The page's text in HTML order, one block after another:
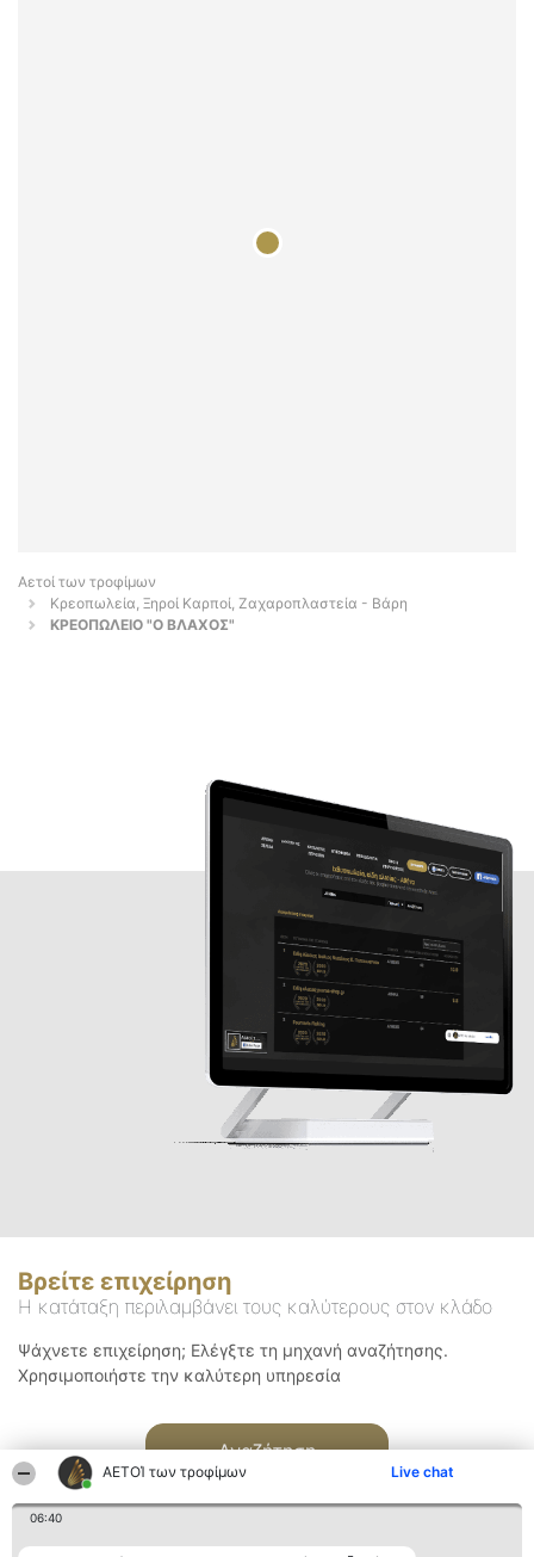
ΑΕΤΟΊ των τροφίμων Live chat
06:40
Αετοί των τροφίμων
Κρεοπωλεία, Ξηροί Καρποί, Ζαχαροπλαστεία - Βάρη
ΚΡΕΟΠΩΛΕΙΟ "Ο ΒΛΑΧΟΣ"
Βρείτε επιχείρηση
Η κατάταξη περιλαμβάνει τους καλύτερους στον κλάδο
Ψάχνετε επιχείρηση; Ελέγξτε τη μηχανή αναζήτησης.
Χρησιμοποιήστε την καλύτερη υπηρεσία
Αναζήτηση